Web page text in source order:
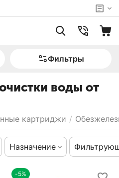
Фильтры
воды от
картриджи /
Назначение
-5%